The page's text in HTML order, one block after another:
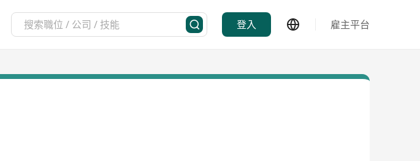
登入 雇主平台